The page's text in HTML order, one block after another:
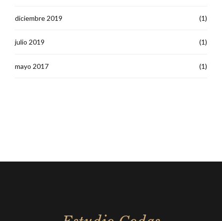
diciembre 2019 (1)
julio 2019 (1)
mayo 2017 (1)